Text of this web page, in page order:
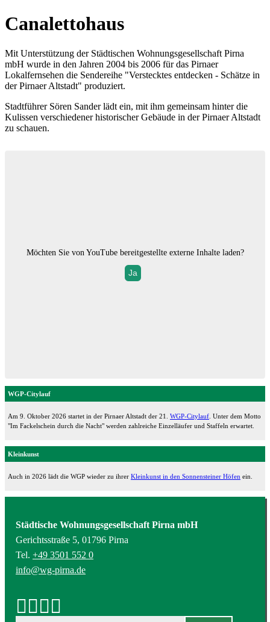
Canalettohaus
Mit Unterstützung der Städtischen Wohnungsgesellschaft Pirna
mbH wurde in den Jahren 2004 bis 2006 für das Pirnaer
Lokalfernsehen die Sendereihe "Verstecktes entdecken - Schätze in
der Pirnaer Altstadt" produziert.
Stadtführer Sören Sander lädt ein, mit ihm gemeinsam hinter die
Kulissen verschiedener historischer Gebäude in der Pirnaer Altstadt
zu schauen.
Möchten Sie von YouTubebereitgestellte externe Inhalte laden?
Ja
WGP-Citylauf
Am 9. Oktober 2026 startet in der Pirnaer Altstadt der 21. WGP-Citylauf . Unter dem Motto
"Im Fackelschein durch die Nacht" werden zahlreiche Einzelläufer und Staffeln erwartet.
Kleinkunst
Auch in 2026 lädt die WGP wieder zu ihrer Kleinkunst in den Sonnensteiner Höfen ein.
Städtische Wohnungsgesellschaft Pirna mbH
Gerichtsstraße 5, 01796 Pirna
Tel. +49 3501 552 0
info@wg-pirna.de